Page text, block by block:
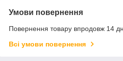
Умови повернення
Повернення товару впродовж 14
Всі умови повернення